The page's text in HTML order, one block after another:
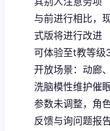
与前进行相比，
式版将进行改进
可体验至t教等级
开放场景：动廊
洗脑模性维护催
参数未调整，角
反馈与询问题报